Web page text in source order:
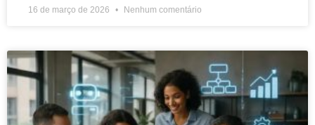
16 de março de 2026 Nenhum comentário